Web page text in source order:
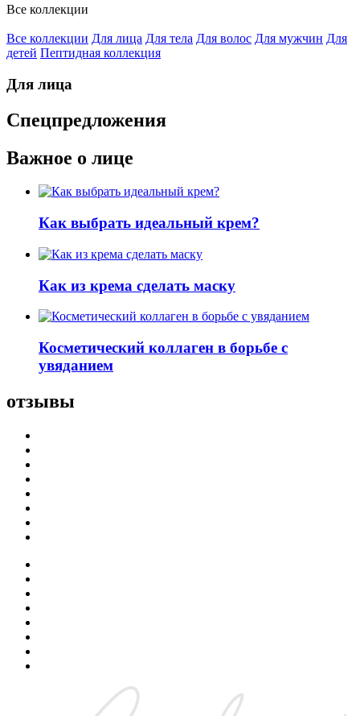
Все коллекции
Все коллекции Для лица Для тела Для волос Для мужчин Для
детей Пептидная коллекция
Для лица
Спецпредложения
Важное о лице
Как выбрать идеальный крем?
Как из крема сделать маску
Косметический коллаген в борьбе с
увяданием
отзывы